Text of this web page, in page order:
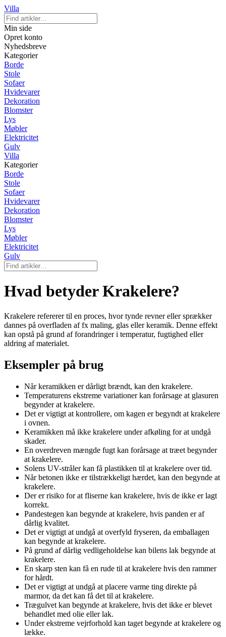
Villa
Min side
Opret konto
Nyhedsbreve
Kategorier
Borde
Stole
Sofaer
Hvidevarer
Dekoration
Blomster
Lys
Møbler
Elektricitet
Gulv
Villa
Kategorier
Borde
Stole
Sofaer
Hvidevarer
Dekoration
Blomster
Lys
Møbler
Elektricitet
Gulv
Hvad betyder Krakelere?
Krakelere refererer til en proces, hvor tynde revner eller sprækker
dannes på overfladen af fx maling, glas eller keramik. Denne effekt
kan opstå på grund af forandringer i temperatur, fugtighed eller
aldring af materialet.
Eksempler på brug
Når keramikken er dårligt brændt, kan den krakelere.
Temperaturens ekstreme variationer kan forårsage at glasuren
begynder at krakelere.
Det er vigtigt at kontrollere, om kagen er begyndt at krakelere
i ovnen.
Keramikken må ikke krakelere under afkøling for at undgå
skader.
En overdreven mængde fugt kan forårsage at træet begynder
at krakelere.
Solens UV-stråler kan få plastikken til at krakelere over tid.
Når betonen ikke er tilstrækkeligt hærdet, kan den begynde at
krakelere.
Der er risiko for at fliserne kan krakelere, hvis de ikke er lagt
korrekt.
Pandestegen kan begynde at krakelere, hvis panden er af
dårlig kvalitet.
Det er vigtigt at undgå at overfyld fryseren, da emballagen
kan begynde at krakelere.
På grund af dårlig vedligeholdelse kan bilens lak begynde at
krakelere.
En skarp sten kan få en rude til at krakelere hvis den rammer
for hårdt.
Det er vigtigt at undgå at placere varme ting direkte på
marmor, da det kan få det til at krakelere.
Trægulvet kan begynde at krakelere, hvis det ikke er blevet
behandlet med olie eller lak.
Under ekstreme vejrforhold kan taget begynde at krakelere og
lække.